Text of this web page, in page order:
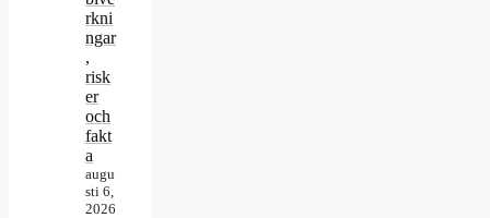
rkni
ngar
,
risk
er
och
fakt
a
augu
sti 6,
2026